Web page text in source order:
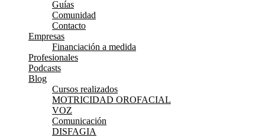
Guías
Comunidad
Contacto
Empresas
Financiación a medida
Profesionales
Podcasts
Blog
Cursos realizados
MOTRICIDAD OROFACIAL
VOZ
Comunicación
DISFAGIA